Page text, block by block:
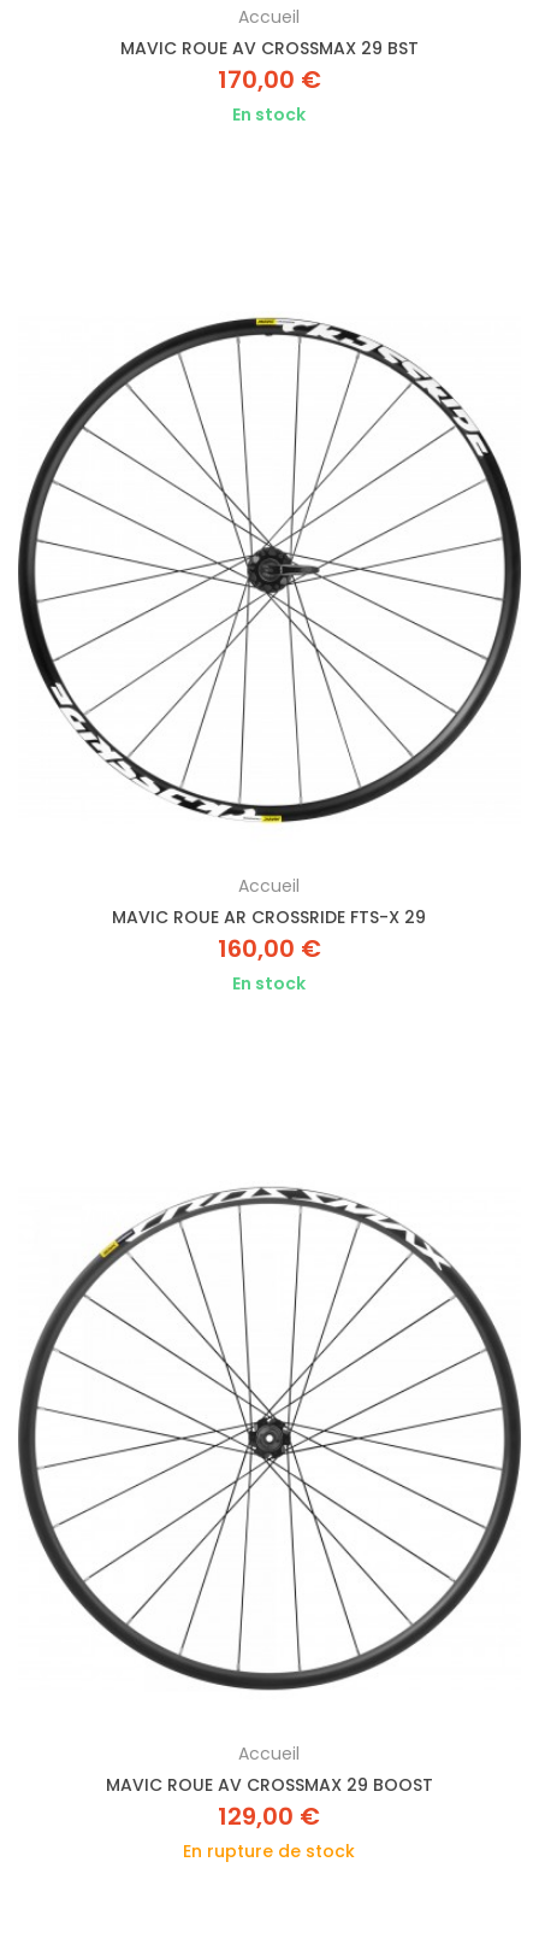
Accueil
MAVIC ROUE AV CROSSMAX 29 BST
170,00 €
En stock
Accueil
MAVIC ROUE AR CROSSRIDE FTS-X 29
160,00 €
En stock
Accueil
MAVIC ROUE AV CROSSMAX 29 BOOST
129,00 €
En rupture de stock